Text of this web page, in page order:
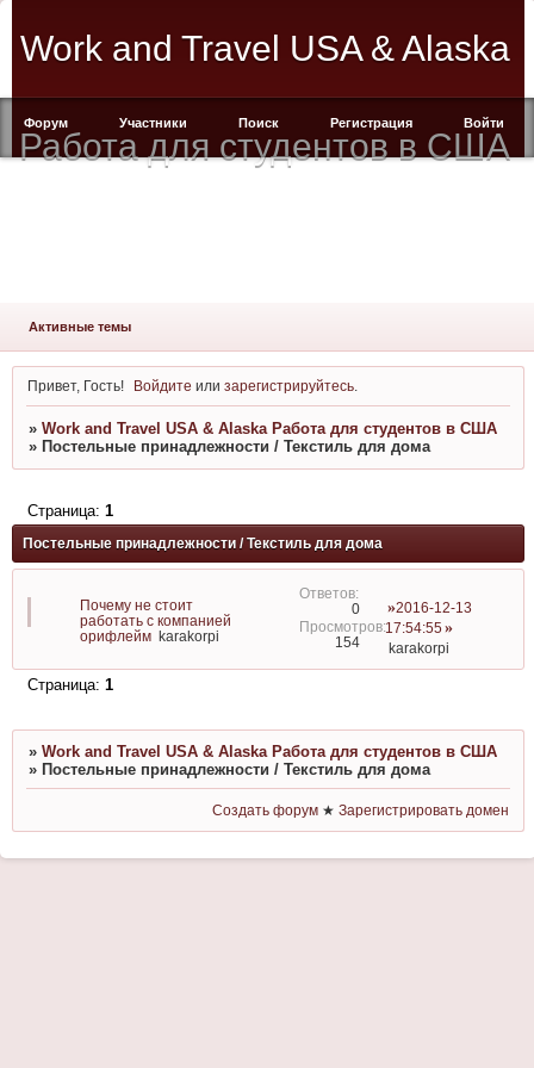
Work and Travel USA & Alaska
Работа для студентов в США
Форум Участники Поиск Регистрация Войти
Активные темы
Привет, Гость! Войдите илизарегистрируйтесь
» Work and Travel USA & Alaska Работа для студентов в США
» Постельные принадлежности / Текстиль для дома
Постельные принадлежности / Текстиль для дома
Страница: 1
Почему не стоит
работать с компанией
орифлейм
karakorpi
0
154
2016-12-13
17:54:55
karakorpi
Страница: 1
» Work and Travel USA & Alaska Работа для студентов в США
» Постельные принадлежности / Текстиль для дома
Создать форум ★Зарегистрировать домен